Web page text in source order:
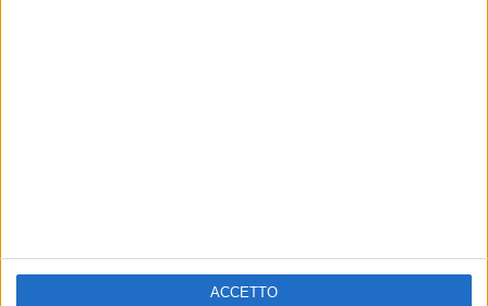
ACCETTO